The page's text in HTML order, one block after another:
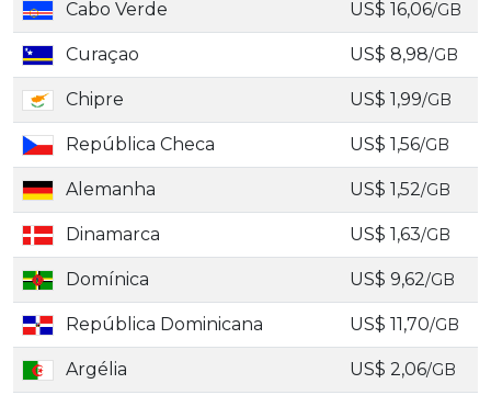
Cabo Verde US$ 16,06/GB
Curaçao US$ 8,98/GB
Chipre US$ 1,99/GB
República Checa US$ 1,56/GB
Alemanha US$ 1,52/GB
Dinamarca US$ 1,63/GB
Domínica US$ 9,62/GB
República Dominicana US$ 11,70/GB
Argélia US$ 2,06/GB